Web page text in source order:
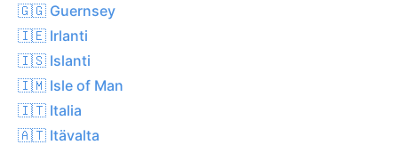
🇬🇬 Guernsey
🇮🇪 Irlanti
🇮🇸 Islanti
🇮🇲 Isle of Man
🇮🇹 Italia
🇦🇹 Itävalta